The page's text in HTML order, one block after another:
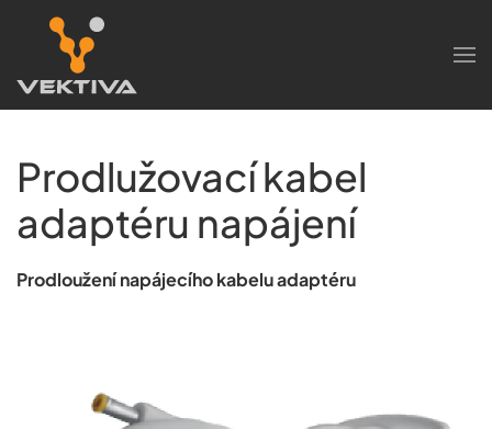
Skip to main content
Prodlužovací kabel
adaptéru napájení
Prodloužení napájecího kabelu adaptéru